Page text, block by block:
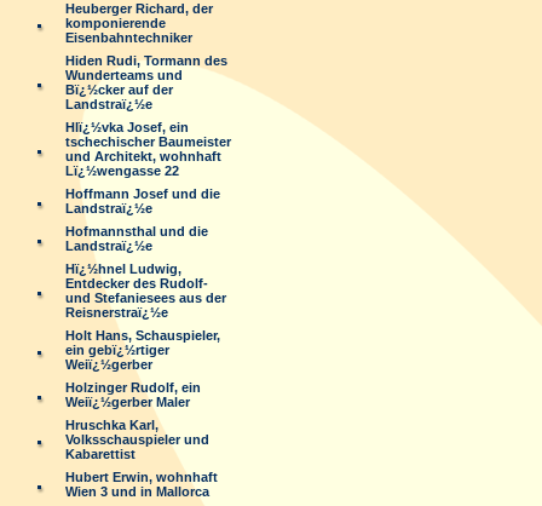
Heuberger Richard, der
komponierende
Eisenbahntechniker
Hiden Rudi, Tormann des
Wunderteams und
Bï¿½cker auf der
Landstraï¿½e
Hlï¿½vka Josef, ein
tschechischer Baumeister
und Architekt, wohnhaft
Lï¿½wengasse 22
Hoffmann Josef und die
Landstraï¿½e
Hofmannsthal und die
Landstraï¿½e
Hï¿½hnel Ludwig,
Entdecker des Rudolf-
und Stefaniesees aus der
Reisnerstraï¿½e
Holt Hans, Schauspieler,
ein gebï¿½rtiger
Weiï¿½gerber
Holzinger Rudolf, ein
Weiï¿½gerber Maler
Hruschka Karl,
Volksschauspieler und
Kabarettist
Hubert Erwin, wohnhaft
Wien 3 und in Mallorca